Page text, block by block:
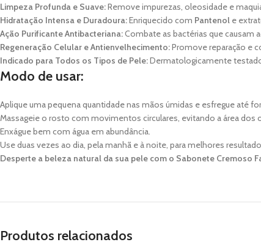
Limpeza Profunda e Suave:Remove impurezas, oleosidade e
Hidratação Intensa e Duradoura:Enriquecido com Pantenol e
Ação Purificante Antibacteriana:Combate as bactérias que causam
Regeneração Celular e Antienvelhecimento:Promove reparação e
Indicado para Todos os Tipos de Pele:Dermatologicamente
Modo de usar:
Aplique uma pequena quantidade nas mãos úmidas e esfregue até
Massageie o rosto com movimentos circulares, evitando a área dos
Enxágue bem com água em abundância.
Use duas vezes ao dia, pela manhã e à noite, para melhores
Desperte a beleza natural da sua pele com o Sabonete Cremoso
Produtos relacionados